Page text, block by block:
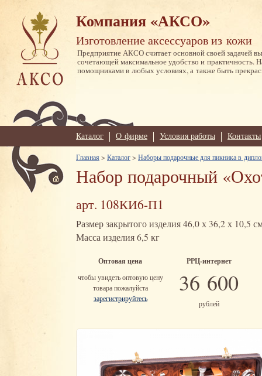
Компания «АКСО»
Изготовление аксессуаров из кожи
Предприятие АКСО считает основной своей задачей
сочетающей максимальное удобство и практичность.
помощниками в любых условиях, а также быть
Каталог О фирме Условия работы Контакты
Главная > Каталог> Наборы подарочные для пикника в
Набор подарочный
арт. 108КИ6-П1
Размер закрытого изделия 46,0 х 36,2 х 10,5
Масса изделия 6,5 кг
Оптовая цена
чтобы увидеть оптовую цену
товара пожалуйста
зарегистрируйтесь
РРЦ-интернет
36 600
рублей